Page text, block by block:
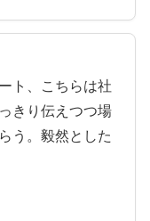
ト、こちらは社
きり伝えつつ場
う。毅然とした